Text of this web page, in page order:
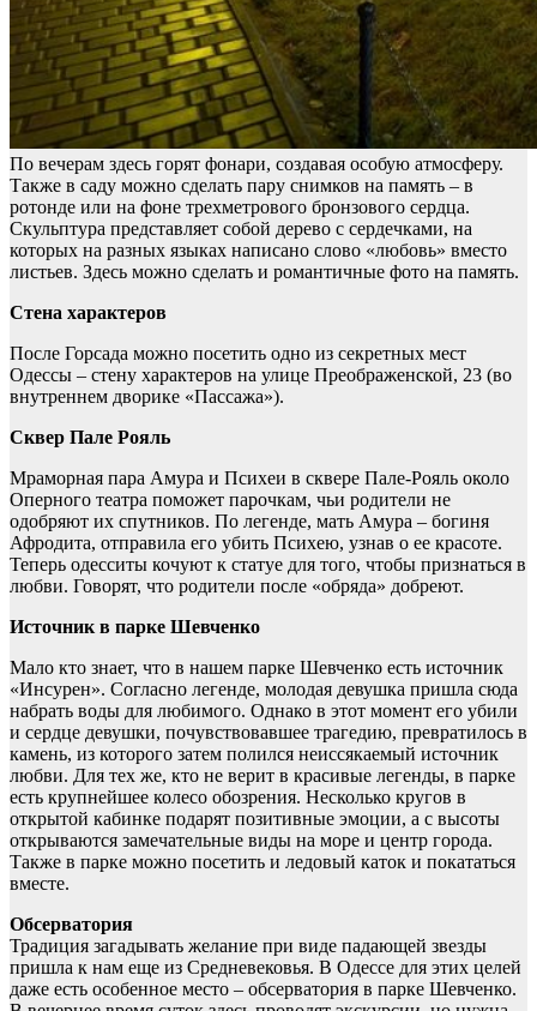
По вечерам здесь горят фонари, создавая особую атмосферу.
Также в саду можно сделать пару снимков на память – в
ротонде или на фоне трехметрового бронзового сердца.
Скульптура представляет собой дерево с сердечками, на
которых на разных языках написано слово «любовь» вместо
листьев. Здесь можно сделать и романтичные фото на память.
Стена характеров
После Горсада можно посетить одно из секретных мест
Одессы – стену характеров на улице Преображенской, 23 (во
внутреннем дворике «Пассажа»).
Сквер Пале Рояль
Мраморная пара Амура и Психеи в сквере Пале-Рояль около
Оперного театра поможет парочкам, чьи родители не
одобряют их спутников. По легенде, мать Амура – богиня
Афродита, отправила его убить Психею, узнав о ее красоте.
Теперь одесситы кочуют к статуе для того, чтобы признаться в
любви. Говорят, что родители после «обряда» добреют.
Источник в парке Шевченко
Мало кто знает, что в нашем парке Шевченко есть источник
«Инсурен». Согласно легенде, молодая девушка пришла сюда
набрать воды для любимого. Однако в этот момент его убили
и сердце девушки, почувствовавшее трагедию, превратилось в
камень, из которого затем полился неиссякаемый источник
любви. Для тех же, кто не верит в красивые легенды, в парке
есть крупнейшее колесо обозрения. Несколько кругов в
открытой кабинке подарят позитивные эмоции, а с высоты
открываются замечательные виды на море и центр города.
Также в парке можно посетить и ледовый каток и покататься
вместе.
Обсерватория
Традиция загадывать желание при виде падающей звезды
пришла к нам еще из Средневековья. В Одессе для этих целей
даже есть особенное место – обсерватория в парке Шевченко.